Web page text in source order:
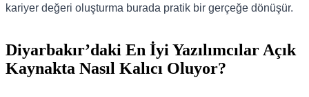
kariyer değeri oluşturma burada pratik bir gerçeğe dönüşür.
Diyarbakır’daki En İyi Yazılımcılar Açık
Kaynakta Nasıl Kalıcı Oluyor?